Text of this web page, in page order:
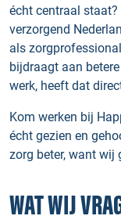
écht centraal staat?
verzorgend
als
bijdraagt aan
werk, heeft dat
Kom werken bij
écht gezien en
zorg beter, want wij
WAT WIJ